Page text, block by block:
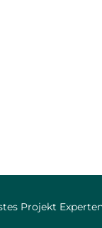
Projekt